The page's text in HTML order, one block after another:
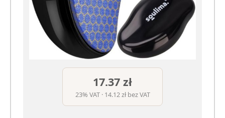
17.37 zł
23% VAT · 14.12 zł bez VAT